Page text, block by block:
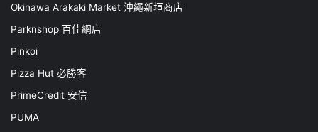
Okinawa Arakaki Market 沖繩新垣商店
Parknshop 百佳網店
Pinkoi
Pizza Hut 必勝客
PrimeCredit 安信
PUMA